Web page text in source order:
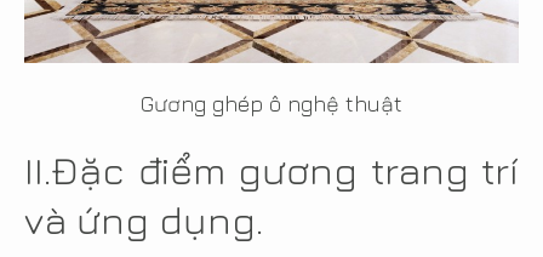
Gương ghép ô nghệ thuật
II.Đặc điểm gương trang trí
và ứng dụng.